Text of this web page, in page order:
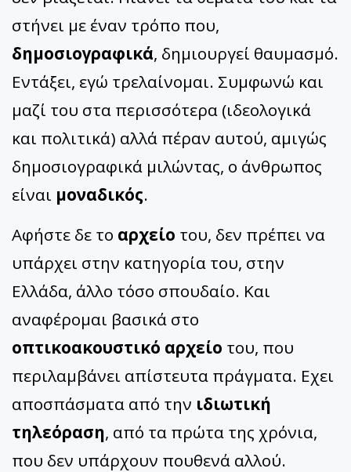
στήνει με έναν τρόπο που,
δημοσιογραφικά, δημιουργεί θαυμασμό.
Εντάξει, εγώ τρελαίνομαι. Συμφωνώ και
μαζί του στα περισσότερα (ιδεολογικά
και πολιτικά) αλλά πέραν αυτού, αμιγώς
δημοσιογραφικά μιλώντας, ο άνθρωπος
είναι μοναδικός.
Αφήστε δε το αρχείο του, δεν πρέπει να
υπάρχει στην κατηγορία του, στην
Ελλάδα, άλλο τόσο σπουδαίο. Και
αναφέρομαι βασικά στο
οπτικοακουστικό αρχείο του, που
περιλαμβάνει απίστευτα πράγματα. Εχει
αποσπάσματα από την ιδιωτική
τηλεόραση, από τα πρώτα της χρόνια,
που δεν υπάρχουν πουθενά αλλού.